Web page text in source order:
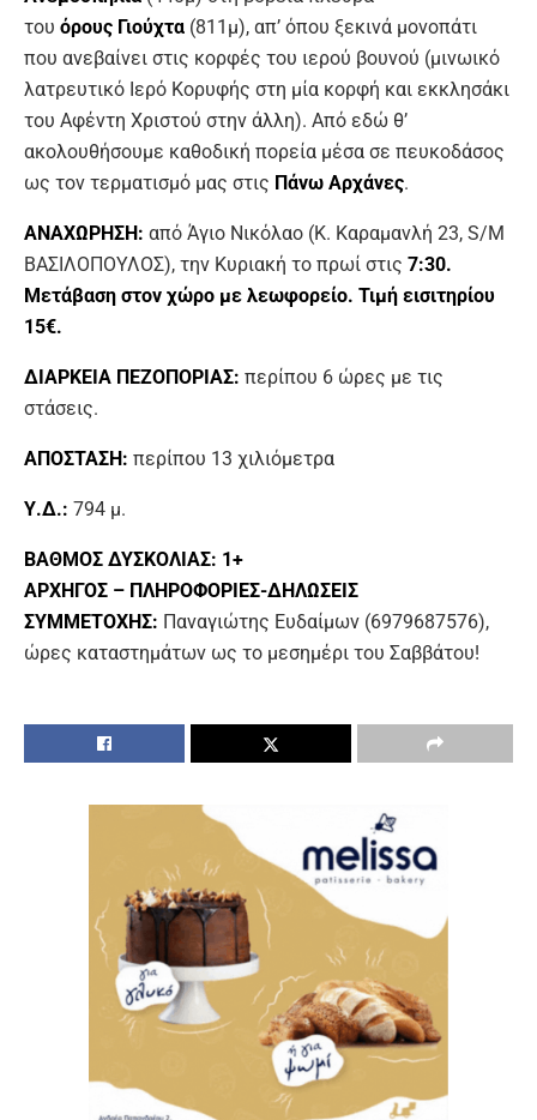
του όρους Γιούχτα (811μ), απ’ όπου ξεκινά μονοπάτι
που ανεβαίνει στις κορφές του ιερού βουνού (μινωικό
λατρευτικό Ιερό Κορυφής στη μία κορφή και εκκλησάκι
του Αφέντη Χριστού στην άλλη). Από εδώ θ’
ακολουθήσουμε καθοδική πορεία μέσα σε πευκοδάσος
ως τον τερματισμό μας στις Πάνω Αρχάνες.
ΑΝΑΧΩΡΗΣΗ: από Άγιο Νικόλαο (Κ. Καραμανλή 23, S/M
ΒΑΣΙΛΟΠΟΥΛΟΣ), την Κυριακή το πρωί στις 7:30.
Μετάβαση στον χώρο με λεωφορείο. Τιμή εισιτηρίου
15€.
ΔΙΑΡΚΕΙΑ ΠΕΖΟΠΟΡΙΑΣ: περίπου 6 ώρες με τις
στάσεις.
ΑΠΟΣΤΑΣΗ: περίπου 13 χιλιόμετρα
Υ.Δ.: 794 μ.
ΒΑΘΜΟΣ ΔΥΣΚΟΛΙΑΣ: 1+
ΑΡΧΗΓΟΣ – ΠΛΗΡΟΦΟΡΙΕΣ-ΔΗΛΩΣΕΙΣ
ΣΥΜΜΕΤΟΧΗΣ: Παναγιώτης Ευδαίμων (6979687576),
ώρες καταστημάτων ως το μεσημέρι του Σαββάτου!